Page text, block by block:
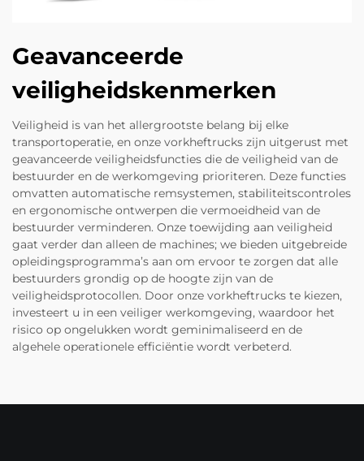
Geavanceerde
veiligheidskenmerken
Veiligheid is van het allergrootste belang bij elke
transportoperatie, en onze vorkheftrucks zijn uitgerust met
geavanceerde veiligheidsfuncties die de veiligheid van de
bestuurder en de werkomgeving prioriteren. Deze functies
omvatten automatische remsystemen, stabiliteitscontroles
en ergonomische ontwerpen die vermoeidheid van de
bestuurder verminderen. Onze toewijding aan veiligheid
gaat verder dan alleen de machines; we bieden uitgebreide
opleidingsprogramma’s aan om ervoor te zorgen dat alle
bestuurders grondig op de hoogte zijn van de
veiligheidsprotocollen. Door onze vorkheftrucks te kiezen,
investeert u in een veiliger werkomgeving, waardoor het
risico op ongelukken wordt geminimaliseerd en de
algehele operationele efficiëntie wordt verbeterd.